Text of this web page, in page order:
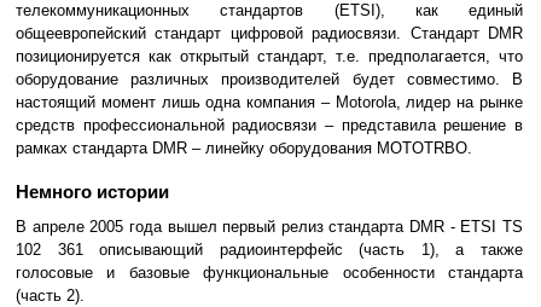
телекоммуникационных стандартов (ETSI), как единый
общеевропейский стандарт цифровой радиосвязи. Стандарт DMR
позиционируется как открытый стандарт, т.е. предполагается, что
оборудование различных производителей будет совместимо. В
настоящий момент лишь одна компания – Motorola, лидер на рынке
средств профессиональной радиосвязи – представила решение в
рамках стандарта DMR – линейку оборудования MOTOTRBO.
Немного истории
В апреле 2005 года вышел первый релиз стандарта DMR - ETSI TS
102 361 описывающий радиоинтерфейс (часть 1), а также
голосовые и базовые функциональные особенности стандарта
(часть 2).